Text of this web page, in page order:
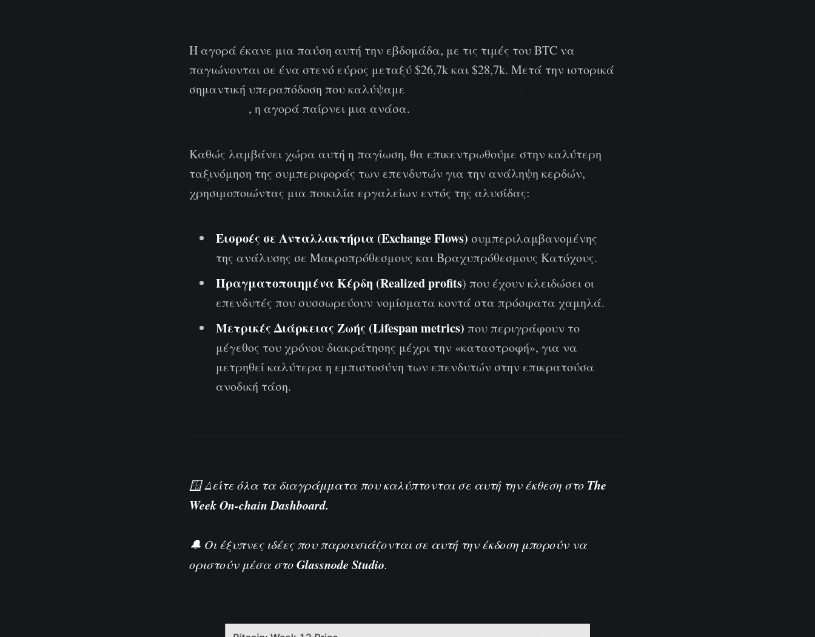
Η αγορά έκανε μια παύση αυτή την εβδομάδα, με τις τιμές του BTC να
παγιώνονται σε ένα στενό εύρος μεταξύ $26,7k και $28,7k. Μετά την ιστορικά
σημαντική υπεραπόδοση που καλύψαμε
, η αγορά παίρνει μια ανάσα.
Καθώς λαμβάνει χώρα αυτή η παγίωση, θα επικεντρωθούμε στην καλύτερη
ταξινόμηση της συμπεριφοράς των επενδυτών για την ανάληψη κερδών,
χρησιμοποιώντας μια ποικιλία εργαλείων εντός της αλυσίδας:
Εισροές σε Ανταλλακτήρια (Exchange Flows) συμπεριλαμβανομένης
της ανάλυσης σε Μακροπρόθεσμους και Βραχυπρόθεσμους Κατόχους.
Πραγματοποιημένα Κέρδη (Realized profits) που έχουν κλειδώσει οι
επενδυτές που συσσωρεύουν νομίσματα κοντά στα πρόσφατα χαμηλά.
Μετρικές Διάρκειας Ζωής (Lifespan metrics) που περιγράφουν το
μέγεθος του χρόνου διακράτησης μέχρι την «καταστροφή», για να
μετρηθεί καλύτερα η εμπιστοσύνη των επενδυτών στην επικρατούσα
ανοδική τάση.
🪟 Δείτε όλα τα διαγράμματα που καλύπτονται σε αυτή την έκθεση στο The
Week On-chain Dashboard.
🔔 Οι έξυπνες ιδέες που παρουσιάζονται σε αυτή την έκδοση μπορούν να
οριστούν μέσα στοGlassnode Studio.